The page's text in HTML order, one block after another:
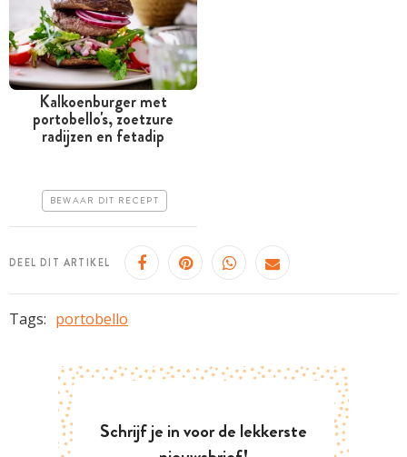
Tussen 30 minuten en 1
Kalkoenburger met
portobello's, zoetzure
radijzen en fetadip
BEWAAR DIT RECEPT
DEEL DIT ARTIKEL
Tags: portobello
Schrijf je in voor de lekkerste